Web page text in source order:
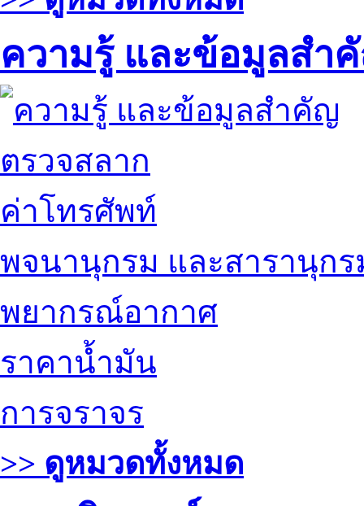
ความรู้ และข้อมูลสำ
ตรวจสลาก
ค่าโทรศัพท์
พจนานุกรม และสารานุกร
พยากรณ์อากาศ
ราคาน้ำมัน
การจราจร
>> ดูหมวดทั้งหมด